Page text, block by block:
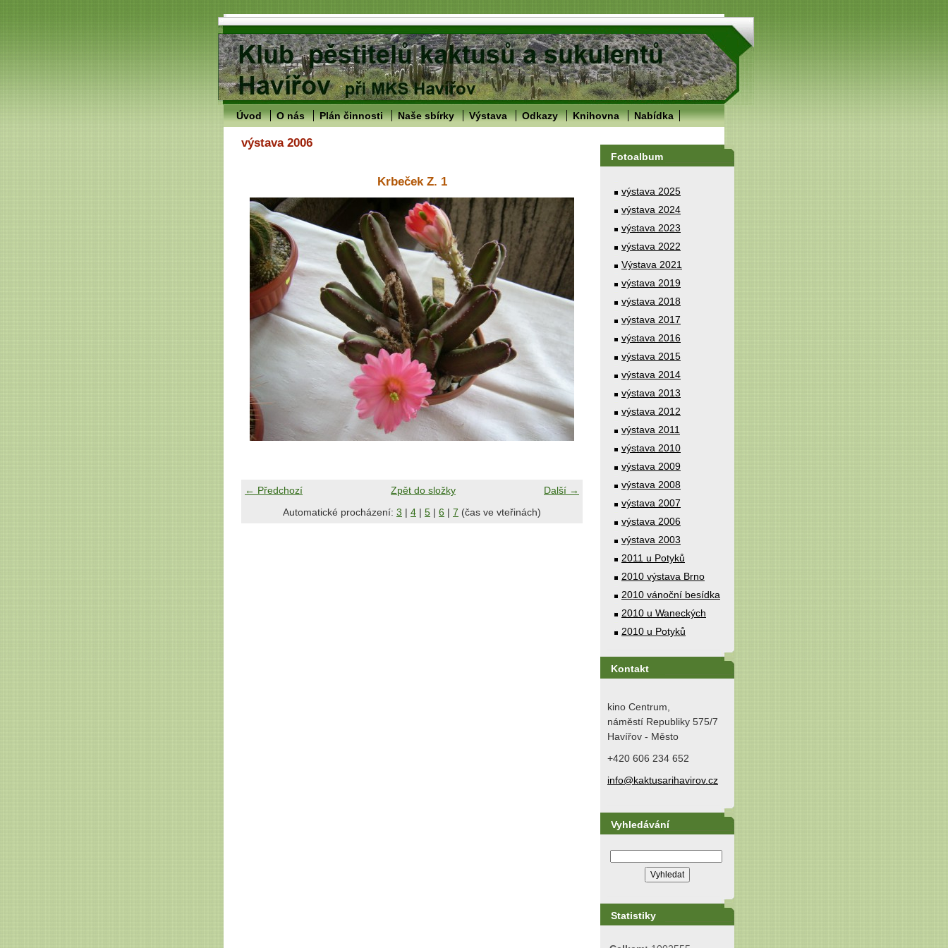
Úvod O nás Plán činnosti Naše sbírky Výstava Odkazy Knihovna Nabídka
výstava 2006
Krbeček Z. 1
← Předchozí Další →
Zpět do složky
Automatické procházení: 3 | 4 | 5 | 6 | 7 (čas ve vteřinách)
Fotoalbum
výstava 2025
výstava 2024
výstava 2023
výstava 2022
Výstava 2021
výstava 2019
výstava 2018
výstava 2017
výstava 2016
výstava 2015
výstava 2014
výstava 2013
výstava 2012
výstava 2011
výstava 2010
výstava 2009
výstava 2008
výstava 2007
výstava 2006
výstava 2003
2011 u Potyků
2010 výstava Brno
2010 vánoční besídka
2010 u Waneckých
2010 u Potyků
Kontakt
kino Centrum,
náměstí Republiky 575/7
Havířov - Město
+420 606 234 652
info@kaktusarihavirov.cz
Vyhledávání
Statistiky